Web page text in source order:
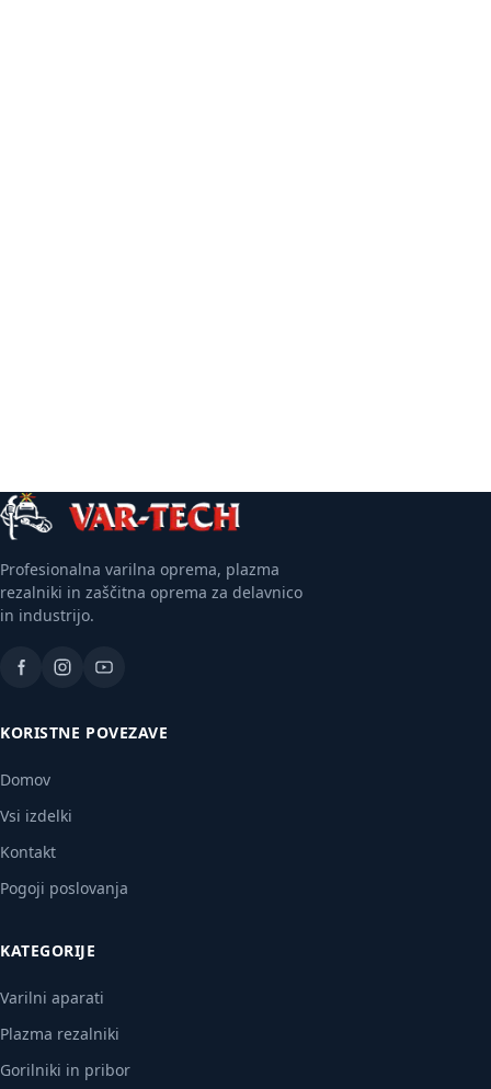
Profesionalna varilna oprema, plazma
rezalniki in zaščitna oprema za delavnico
in industrijo.
KORISTNE POVEZAVE
Domov
Vsi izdelki
Kontakt
Pogoji poslovanja
KATEGORIJE
Varilni aparati
Plazma rezalniki
Gorilniki in pribor